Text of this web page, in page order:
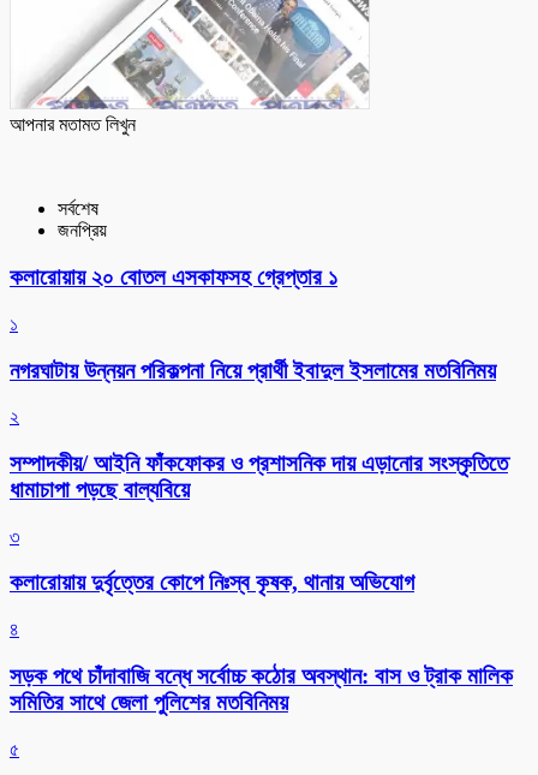
আপনার মতামত লিখুন
সর্বশেষ
জনপ্রিয়
কলারোয়ায় ২০ বোতল এসকাফসহ গ্রেপ্তার ১
১
নগরঘাটায় উন্নয়ন পরিকল্পনা নিয়ে প্রার্থী ইবাদুল ইসলামের মতবিনিময়
২
সম্পাদকীয়/ আইনি ফাঁকফোকর ও প্রশাসনিক দায় এড়ানোর সংস্কৃতিতে
ধামাচাপা পড়ছে বাল্যবিয়ে
৩
কলারোয়ায় দুর্বৃত্তের কোপে নিঃস্ব কৃষক, থানায় অভিযোগ
৪
সড়ক পথে চাঁদাবাজি বন্ধে সর্বোচ্চ কঠোর অবস্থান: বাস ও ট্রাক মালিক
সমিতির সাথে জেলা পুলিশের মতবিনিময়
৫